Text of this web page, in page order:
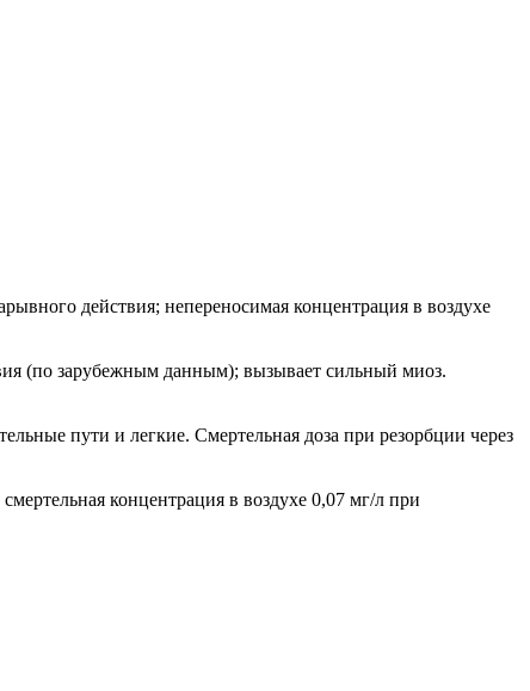
действия; непереносимая концентрация в воздухе
(по зарубежным данным); вызывает сильный миоз.
пути и легкие. Смертельная доза при резорбции через
концентрация в воздухе 0,07 мг/л при